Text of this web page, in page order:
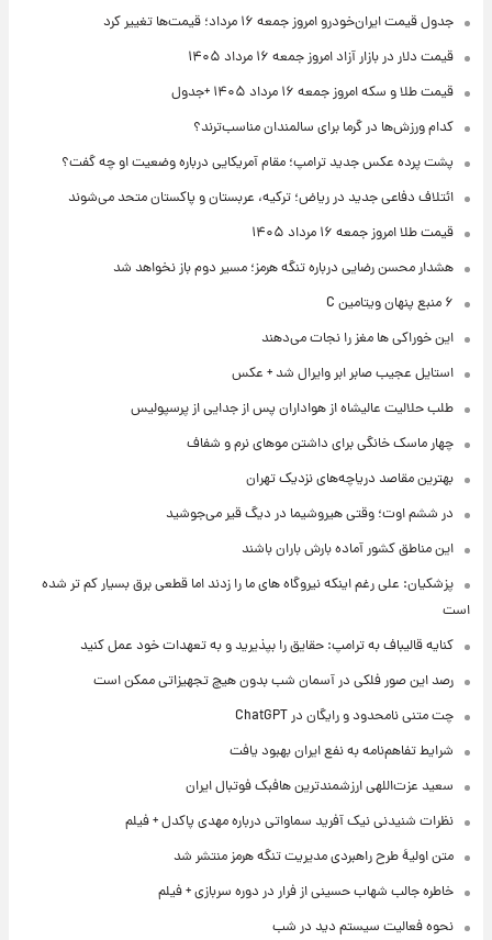
جدول قیمت ایران‌خودرو امروز جمعه ۱۶ مرداد؛ قیمت‌ها تغییر کرد
قیمت دلار در بازار آزاد امروز جمعه ۱۶ مرداد ۱۴۰۵
قیمت طلا و سکه امروز جمعه ۱۶ مرداد ۱۴۰۵ +جدول
کدام ورزش‌ها در گرما برای سالمندان مناسب‌ترند؟
پشت پرده عکس جدید ترامپ؛ مقام آمریکایی درباره وضعیت او چه گفت؟
ائتلاف دفاعی جدید در ریاض؛ ترکیه، عربستان و پاکستان متحد می‌شوند
قیمت طلا امروز جمعه ۱۶ مرداد ۱۴۰۵
هشدار محسن رضایی درباره تنگه هرمز؛ مسیر دوم باز نخواهد شد
۶ منبع پنهان ویتامین C
این خوراکی ها مغز را نجات می‌دهند
استایل عجیب صابر ابر وایرال شد + عکس
طلب حلالیت عالیشاه از هواداران پس از جدایی از پرسپولیس
چهار ماسک خانگی برای داشتن موهای نرم و شفاف
بهترین مقاصد دریاچه‌های نزدیک تهران
در ششم اوت؛ وقتی هیروشیما در دیگ قیر می‌جوشید
این مناطق کشور آماده بارش باران باشند
پزشکیان: علی رغم اینکه نیروگاه های ما را زدند اما قطعی برق بسیار کم تر شده
است
کنایه قالیباف به ترامپ: حقایق را بپذیرید و به تعهدات خود عمل کنید
رصد این صور فلکی در آسمان شب بدون هیچ تجهیزاتی ممکن است
چت متنی نامحدود و رایگان در ChatGPT
شرایط تفاهم‌نامه به نفع ایران بهبود یافت
سعید عزت‌اللهی ارزشمندترین هافبک فوتبال ایران
نظرات شنیدنی نیک آفرید سماواتی درباره مهدی پاکدل + فیلم
متن اولیۀ طرح راهبردی مدیریت تنگه هرمز منتشر شد
خاطره جالب شهاب حسینی از فرار در دوره سربازی + فیلم
نحوه فعالیت سیستم دید در شب